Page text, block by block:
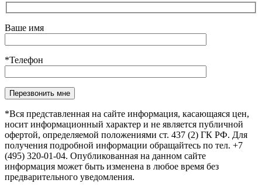
Ваше имя
*Телефон
Оставьте это поле пустым.
*Вся представленная на сайте информация, касающаяся цен,
носит информационный характер и не является публичной
офертой, определяемой положениями ст. 437 (2) ГК РФ. Для
получения подробной информации обращайтесь по тел. +7
(495) 320-01-04. Опубликованная на данном сайте
информация может быть изменена в любое время без
предварительного уведомления.